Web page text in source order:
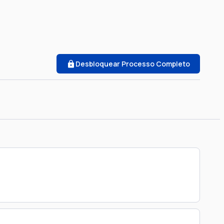
Desbloquear Processo Completo